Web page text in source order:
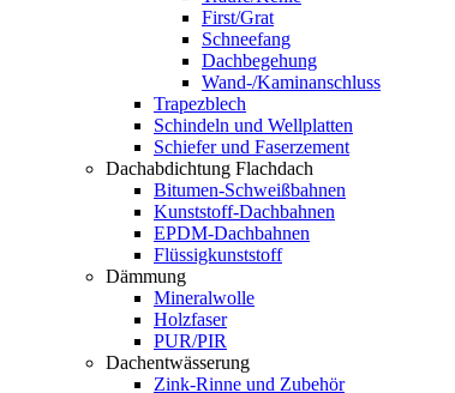
First/Grat
Schneefang
Dachbegehung
Wand-/Kaminanschluss
Trapezblech
Schindeln und Wellplatten
Schiefer und Faserzement
Dachabdichtung Flachdach
Bitumen-Schweißbahnen
Kunststoff-Dachbahnen
EPDM-Dachbahnen
Flüssigkunststoff
Dämmung
Mineralwolle
Holzfaser
PUR/PIR
Dachentwässerung
Zink-Rinne und Zubehör